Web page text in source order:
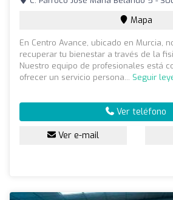
Mapa
En Centro Avance, ubicado en Murcia,
recuperar tu bienestar a través de la
Nuestro equipo de profesionales está
ofrecer un servicio persona... Seguir
Ver teléfono
Ver e-mail